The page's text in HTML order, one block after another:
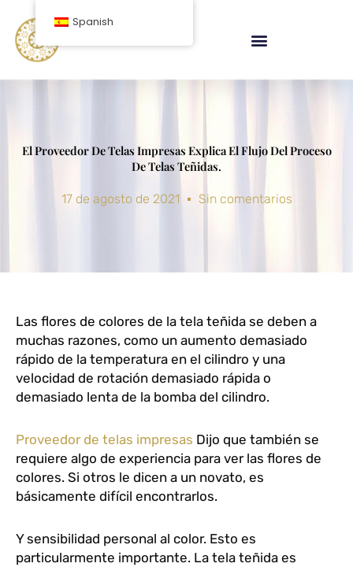
contenido
El Proveedor De Telas Impresas Explica El Flujo Del Proceso
De Telas Teñidas.
17 de agosto de 2021 Sin comentarios
Las flores de colores de la tela teñida se deben a
muchas razones, como un aumento demasiado
rápido de la temperatura en el cilindro y una
velocidad de rotación demasiado rápida o
demasiado lenta de la bomba del cilindro.
Proveedor de telas impresas Dijo que también se
requiere algo de experiencia para ver las flores de
colores. Si otros le dicen a un novato, es
básicamente difícil encontrarlos.
Y sensibilidad personal al color. Esto es
particularmente importante. La tela teñida es
Spanish